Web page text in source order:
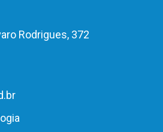
Rodrigues, 372